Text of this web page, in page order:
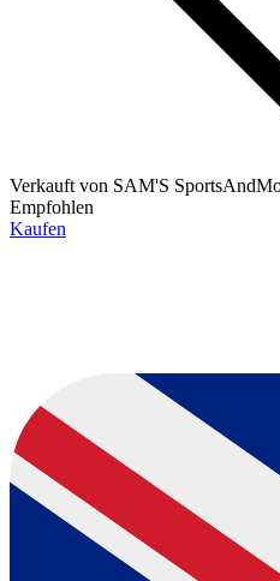
Verkauft von SAM'S
Empfohlen
Kaufen